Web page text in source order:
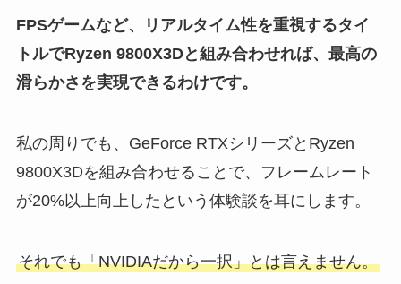
FPSゲームなど、リアルタイム性を重視するタイ
トルでRyzen 9800X3Dと組み合わせれば、最高の
滑らかさを実現できるわけです。
私の周りでも、GeForce RTXシリーズとRyzen
9800X3Dを組み合わせることで、フレームレート
が20%以上向上したという体験談を耳にします。
それでも「NVIDIAだから一択」とは言えません。